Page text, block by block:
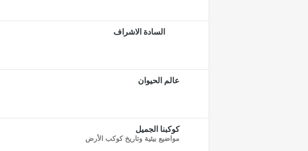
السادة الاشراف
عالم الحيوان
كوكبنا الجميل
مواضيع بيئية وتاريخ كوكب الأرض